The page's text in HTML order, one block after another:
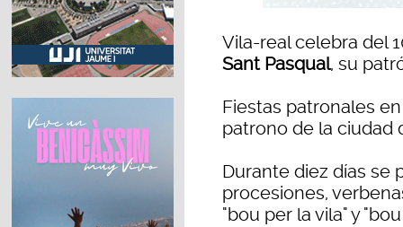
Vila-real celebra del
Sant Pasqual, su
Fiestas patronales
patrono de la ciudad
Durante diez días se
procesiones,
"bou per la vila" y